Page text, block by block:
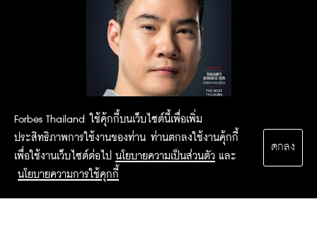
Forbes Thailand ใช้คุ้กกี้บนเว็บไซต์นี้เพื่อเพิ่ม
ประสิทธิภาพการใช้งานของท่าน ท่านตกลงใช้งานคุ้กกี้
เพื่อใช้งานเว็บไซต์ต่อไป นโยบายความเป็นส่วนตัว และ
นโยบายความการใช้คุกกี้
ตกลง
2015 Forbesthailand.com ALL RIGHTS RESERVED